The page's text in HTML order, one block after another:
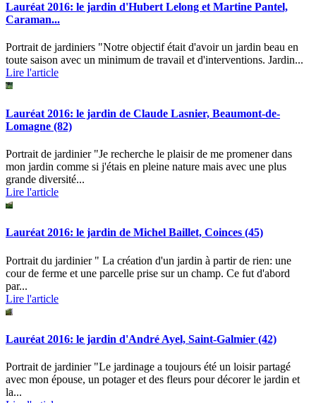
Lauréat 2016: le jardin d'Hubert Lelong et Martine Pantel,
Caraman...
Portrait de jardiniers "Notre objectif était d'avoir un jardin beau en
toute saison avec un minimum de travail et d'interventions. Jardin...
Lire l'article
Lauréat 2016: le jardin de Claude Lasnier, Beaumont-de-
Lomagne (82)
Portrait de jardinier "Je recherche le plaisir de me promener dans
mon jardin comme si j'étais en pleine nature mais avec une plus
grande diversité...
Lire l'article
Lauréat 2016: le jardin de Michel Baillet, Coinces (45)
Portrait du jardinier " La création d'un jardin à partir de rien: une
cour de ferme et une parcelle prise sur un champ. Ce fut d'abord
par...
Lire l'article
Lauréat 2016: le jardin d'André Ayel, Saint-Galmier (42)
Portrait de jardinier "Le jardinage a toujours été un loisir partagé
avec mon épouse, un potager et des fleurs pour décorer le jardin et
la...